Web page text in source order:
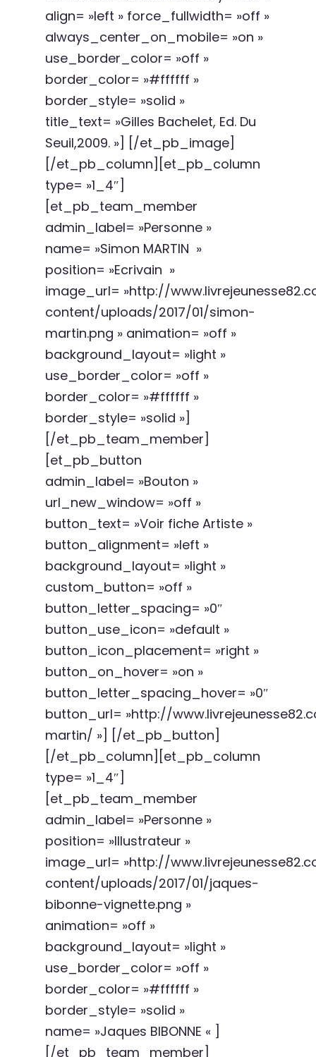
align= »left » force_fullwidth= »off »
always_center_on_mobile= »on »
use_border_color= »off »
border_color= »#ffffff »
border_style= »solid »
title_text= »Gilles Bachelet, Ed. Du
Seuil,2009. »] [/et_pb_image]
[/et_pb_column][et_pb_column
type= »1_4″]
[et_pb_team_member
admin_label= »Personne »
name= »Simon MARTIN »
position= »Ecrivain »
image_url= »http://
content/uploads/2017/01/simon-
martin.png » animation= »off »
background_layout= »light »
use_border_color= »off »
border_color= »#ffffff »
border_style= »solid »]
[/et_pb_team_member]
[et_pb_button
admin_label= »Bouton »
url_new_window= »off »
button_text= »Voir fiche Artiste »
button_alignment= »left »
background_layout= »light »
custom_button= »off »
button_letter_spacing= »0″
button_use_icon= »default »
button_icon_placement= »right »
button_on_hover= »on »
button_letter_spacing_hover= »0″
button_url= »http://
martin/ »] [/et_pb_button]
[/et_pb_column][et_pb_column
type= »1_4″]
[et_pb_team_member
admin_label= »Personne »
position= »Illustrateur »
image_url= »http://
content/uploads/2017/01/jaques-
bibonne-vignette.png »
animation= »off »
background_layout= »light »
use_border_color= »off »
border_color= »#ffffff »
border_style= »solid »
name= »Jaques BIBONNE « ]
[/et_pb_team_member]